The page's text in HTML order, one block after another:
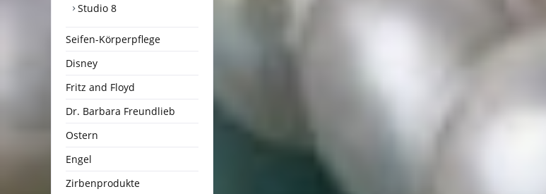
Studio 8
Seifen-Körperpflege
Disney
Fritz and Floyd
Dr. Barbara Freundlieb
Ostern
Engel
Zirbenprodukte